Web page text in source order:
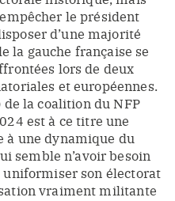
le président
d’une majorité
la gauche française se
lors de deux
et européennes.
la coalition du NFP
est à ce titre une
une dynamique du
semble n’avoir besoin
son électorat
vraiment militante